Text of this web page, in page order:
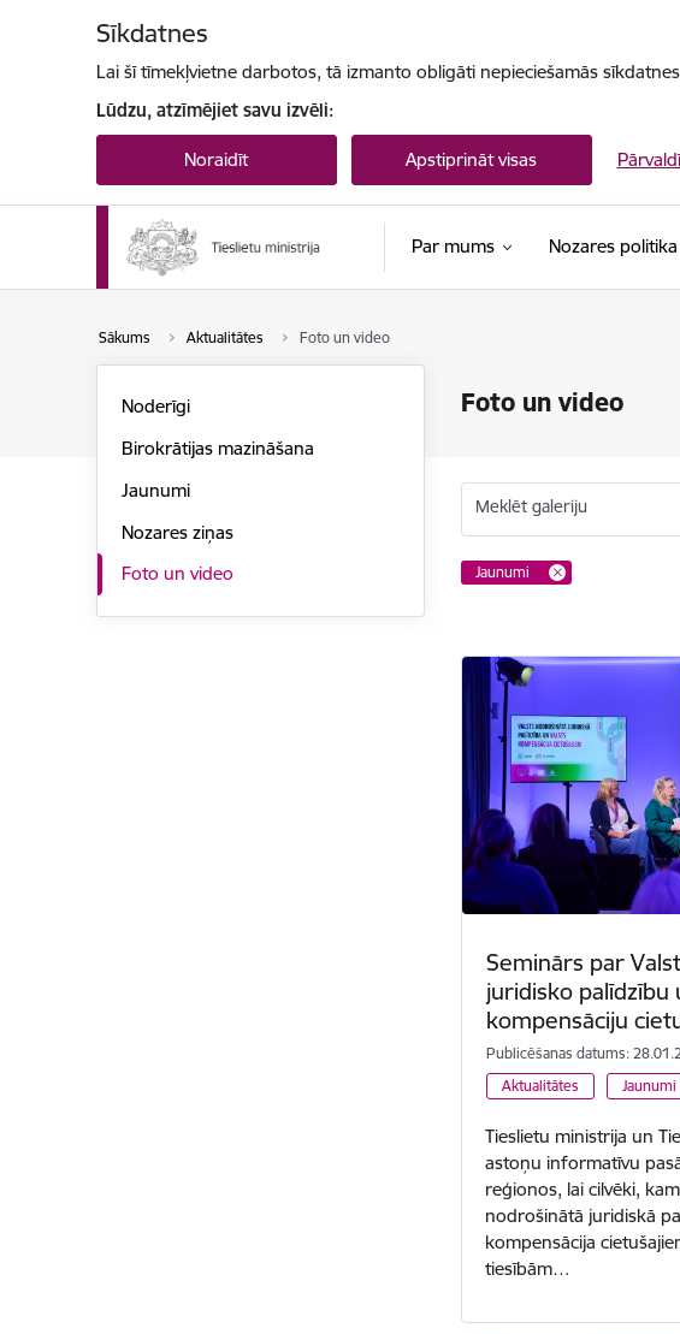
Sīkdatnes
Lai šī tīmekļvietne darbotos, tā izmanto obligāti nepieciešamās
Lūdzu, atzīmējiet savu izvēli:
Noraidīt Apstiprināt visas
Par mums Nozares politika
Sākums Aktualitātes Foto un video
Foto un video
Noderīgi
Birokrātijas mazināšana
Jaunumi
Nozares ziņas
Foto un video
Meklēt galeriju
Jaunumi
Seminārs par
juridisko palīdzību
kompensāciju
Publicēšanas datums:
Aktualitātes
Jaunumi
Tieslietu ministrija un
astoņu informatīvu
reģionos, lai cilvēki,
nodrošinātā juridiskā
kompensācija
tiesībām…